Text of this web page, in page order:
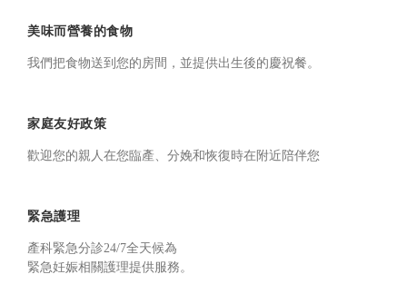
美味而營養的食物
我們把食物送到您的房間，並提供出生後的慶祝餐。
家庭友好政策
歡迎您的親人在您臨產、分娩和恢復時在附近陪伴您
緊急護理
產科緊急分診24/7全天候為
緊急妊娠相關護理提供服務。